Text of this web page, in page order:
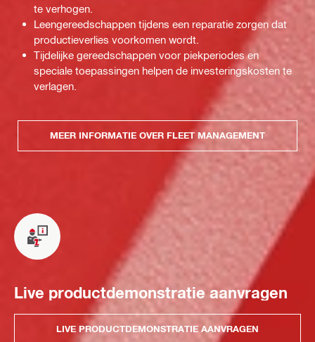
te verhogen.
Leengereedschappen tijdens een reparatie zorgen dat
productieverlies voorkomen wordt.
Tijdelijke gereedschappen voor piekperiodes en
speciale toepassingen helpen de investeringskosten te
verlagen.
MEER INFORMATIE OVER FLEET MANAGEMENT
Live productdemonstratie aanvragen
LIVE PRODUCTDEMONSTRATIE AANVRAGEN